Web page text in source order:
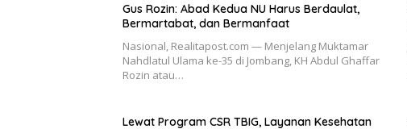
Gus Rozin: Abad Kedua NU Harus Berdaulat,
Bermartabat, dan Bermanfaat
Nasional, Realitapost.com — Menjelang Muktamar
Nahdlatul Ulama ke-35 di Jombang, KH Abdul Ghaffar
Rozin atau…
Lewat Program CSR TBIG, Layanan Kesehatan